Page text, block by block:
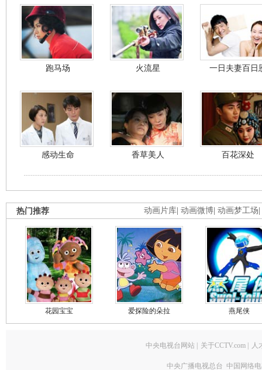
跑马场 火流星 一日夫妻百日
感动生命 香草美人 百花深处
动画片库 动画微博 动画梦工场
热门推荐
花园宝宝 爱探险的朵拉 燕尾侠
中央电视台网站 关于CCTV.com 人
中央广播电视总台 中国网络